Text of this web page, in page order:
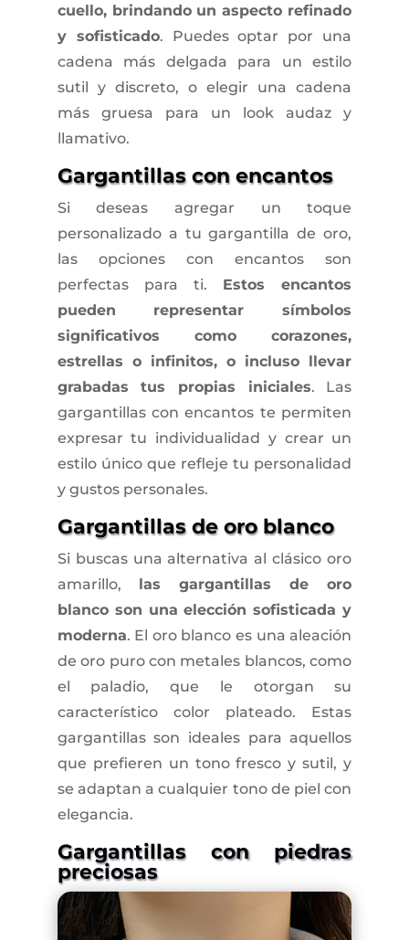
cuello, brindando un aspecto refinado
y sofisticado. Puedes optar por una
cadena más delgada para un estilo
sutil y discreto, o elegir una cadena
más gruesa para un look audaz y
llamativo.
Gargantillas con encantos
Si deseas agregar un toque
personalizado a tu gargantilla de oro,
las opciones con encantos son
perfectas para ti. Estos encantos
pueden representar símbolos
significativos como corazones,
estrellas o infinitos, o incluso llevar
grabadas tus propias iniciales. Las
gargantillas con encantos te permiten
expresar tu individualidad y crear un
estilo único que refleje tu personalidad
y gustos personales.
Gargantillas de oro blanco
Si buscas una alternativa al clásico oro
amarillo, las gargantillas de oro
blanco son una elección sofisticada y
moderna. El oro blanco es una aleación
de oro puro con metales blancos, como
el paladio, que le otorgan su
característico color plateado. Estas
gargantillas son ideales para aquellos
que prefieren un tono fresco y sutil, y
se adaptan a cualquier tono de piel con
elegancia.
Gargantillas con piedras
preciosas